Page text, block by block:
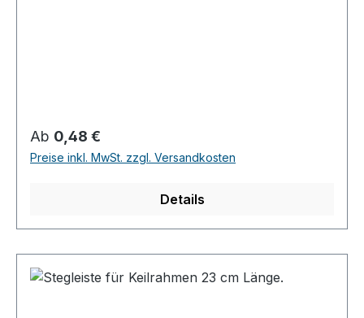
Regulärer Preis:
Ab 0,48 €
Preise inkl. MwSt. zzgl. Versandkosten
Details